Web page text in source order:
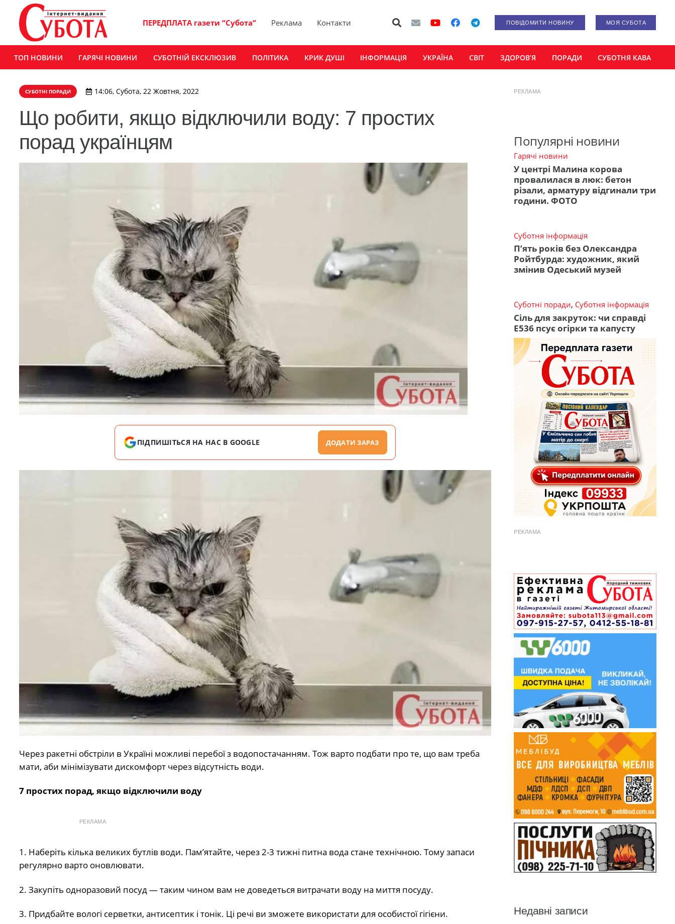
ПЕРЕДПЛАТА газети “Субота” Реклама Контакти ПОВІДОМИТИ НОВИНУ МОЯ СУБОТА
ТОП НОВИНИ ГАРЯЧІ НОВИНИ СУБОТНІЙ ЕКСКЛЮЗИВ ПОЛІТИКА КРИК ДУШІ ІНФОРМАЦІЯ УКРАЇНА СВІТ ЗДОРОВ’Я ПОРАДИ СУБОТНЯ КАВА
СУБОТНІ ПОРАДИ 14:06, Субота, 22 Жовтня, 2022
Що робити, якщо відключили воду: 7 простих
порад українцям
ПІДПИШІТЬСЯ НА НАС В GOOGLE ДОДАТИ ЗАРАЗ
Через ракетні обстріли в Україні можливі перебої з водопостачанням. Тож варто подбати про те, що вам треба
мати, аби мінімізувати дискомфорт через відсутність води.
7 простих порад, якщо відключили воду
РЕКЛАМА
1. Наберіть кілька великих бутлів води. Пам’ятайте, через 2-3 тижні питна вода стане технічною. Тому запаси
регулярно варто оновлювати.
2. Закупіть одноразовий посуд — таким чином вам не доведеться витрачати воду на миття посуду.
3. Придбайте вологі серветки, антисептик і тонік. Ці речі ви зможете використати для особистої гігієни.
РЕКЛАМА
Популярні новини
Гарячі новини
У центрі Малина корова
провалилася в люк: бетон
різали, арматуру відгинали три
години. ФОТО
Суботня інформація
П’ять років без Олександра
Ройтбурда: художник, який
змінив Одеський музей
Суботні поради, Суботня інформація
Сіль для закруток: чи справді
Е536 псує огірки та капусту
РЕКЛАМА
Недавні записи